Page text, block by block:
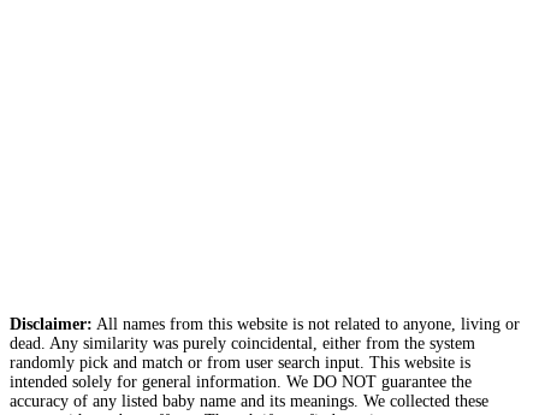
Disclaimer: All names from this website is not related to anyone, living or
dead. Any similarity was purely coincidental, either from the system
randomly pick and match or from user search input. This website is
intended solely for general information. We DO NOT guarantee the
accuracy of any listed baby name and its meanings. We collected these